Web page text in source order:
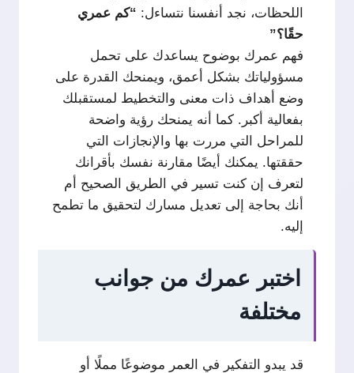
اللحظات، نجد أنفسنا نتساءل: “كم عمري
حقًا؟”
فهم عمرك بوضوح يساعدك على تحمل
مسؤولياتك بشكل أعمق، ويمنحك القدرة على
وضع أهداف ذات معنى والتخطيط لمستقبلك
بفعالية أكبر. كما أنه يمنحك رؤية واضحة
للمراحل التي مررت بها والإنجازات التي
حققتها. يمكنك أيضًا مقارنة نفسك بأقرانك
لتعرف إن كنت تسير في الطريق الصحيح أم
أنك بحاجة إلى تعديل مسارك لتحقيق ما تطمح
إليه.
اختبر عمرك من جوانب
مختلفة
قد يبدو التفكير في العمر موضوعًا مملًا أو